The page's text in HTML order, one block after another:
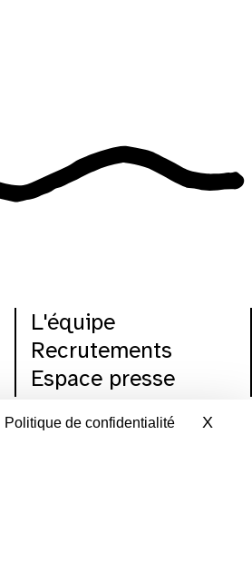
Politique de confidentialité X
L'équipe
Recrutements
Espace presse
Archives